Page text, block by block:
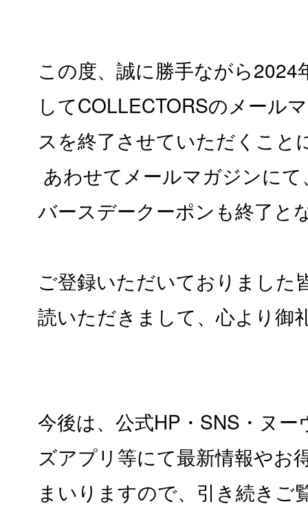
この度、誠に勝手ながら2024
してCOLLECTORSのメール
スを終了させていただくこと
あわせてメールマガジンに
バースデークーポンも終了と
ご登録いただいておりました
読いただきまして、心より御
今後は、公式HP・SNS・ヌ
ズアプリ等にて最新情報やお
まいりますので、引き続きご